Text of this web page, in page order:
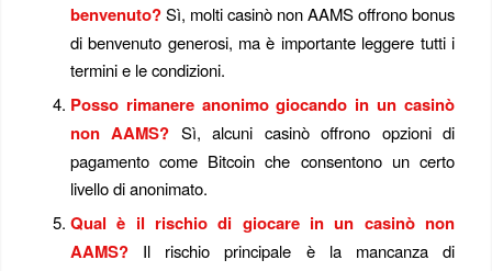
benvenuto?Sì, molti casinò non AAMS offrono bonus
di benvenuto generosi, ma è importante leggere tutti i
termini e le condizioni.
Posso rimanere anonimo giocando in un casinò
non AAMS? Sì, alcuni casinò offrono opzioni di
pagamento come Bitcoin che consentono un certo
livello di anonimato.
Qual è il rischio di giocare in un casinò non
AAMS?Il rischio principale è la mancanza di